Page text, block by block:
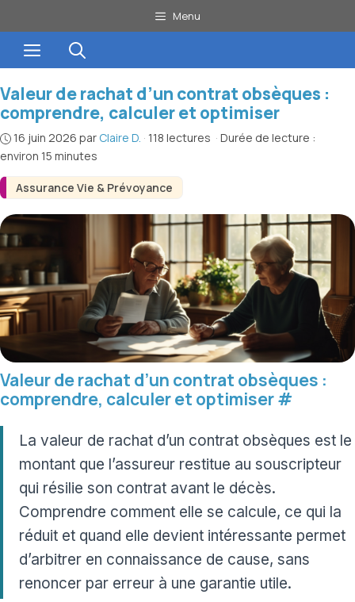
au
contenu
Menu
Menu
Assurance Vie & Prévoyance
Valeur de rachat d’un contrat obsèques :
comprendre, calculer et optimiser
16 juin 2026 par Claire D. · 118 lectures · Durée de lecture :
environ 15 minutes
Valeur de rachat d’un contrat obsèques :
comprendre, calculer et optimiser#
La valeur de rachat d’un contrat obsèques est le
montant que l’assureur restitue au souscripteur
qui résilie son contrat avant le décès.
Comprendre comment elle se calcule, ce qui la
réduit et quand elle devient intéressante permet
d’arbitrer en connaissance de cause, sans
renoncer par erreur à une garantie utile.